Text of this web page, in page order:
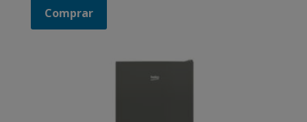
Comprar